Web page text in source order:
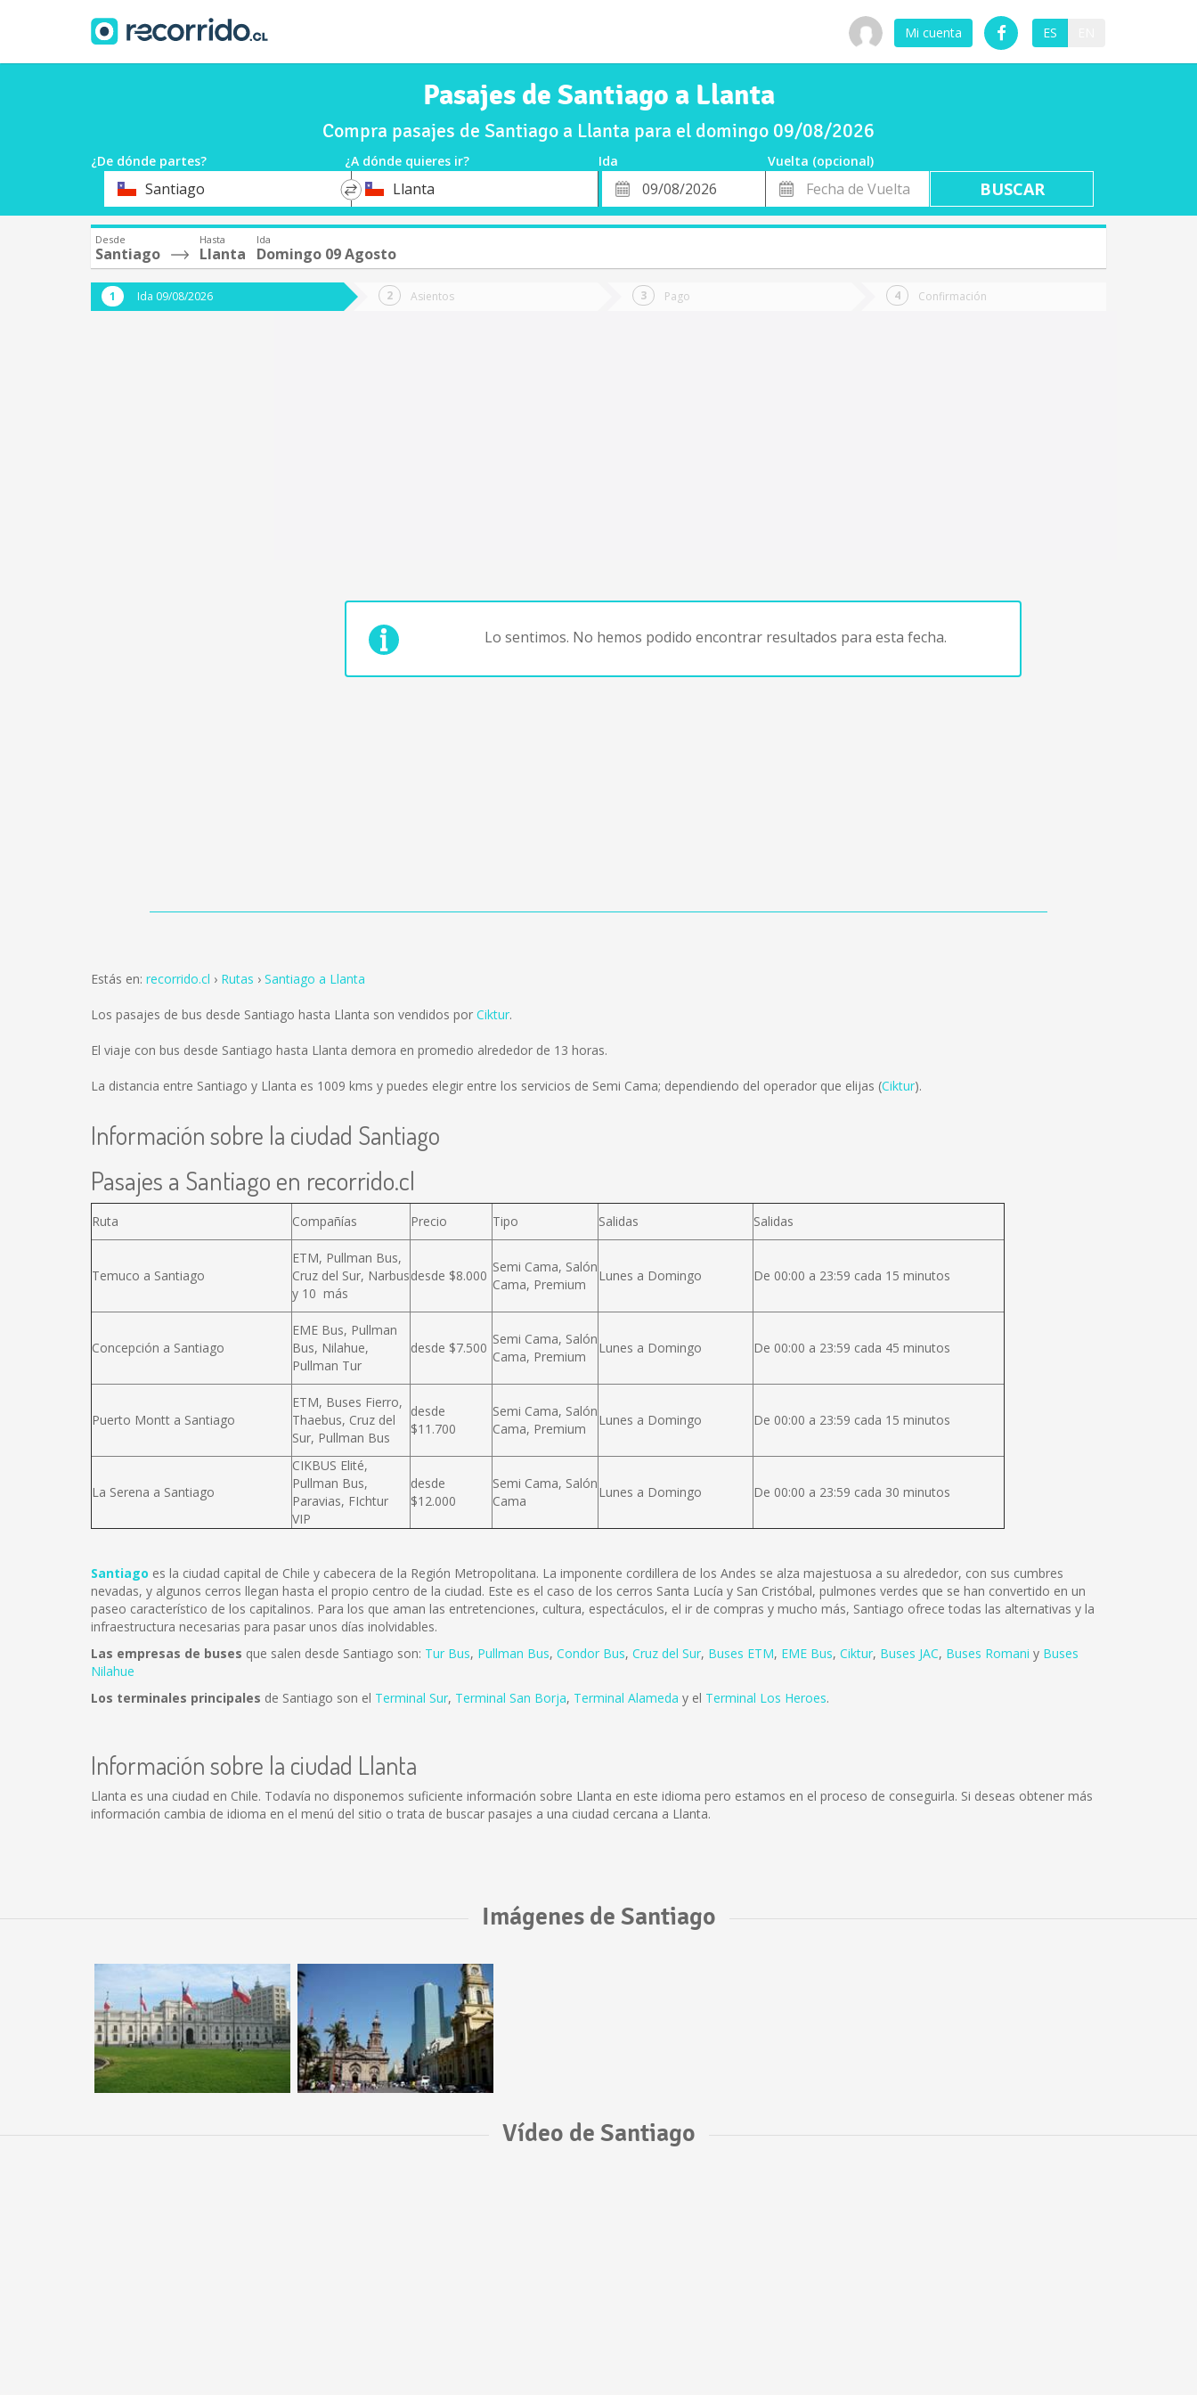
Mi cuenta ES
Pasajes de Santiago a Llanta
Compra pasajes de Santiago a Llanta para el domingo 09/08/2026
¿De dónde partes? ¿A dónde quieres ir? Ida
Vuelta (opcional)
OrigenSantiago
*
DestinoLlanta
Fecha
de
Fecha
de
Vuelta
Desde
Santiago
Hasta
Llanta
Ida
Domingo 09 Agosto
Ida 09/08/2026 Asientos Pago Confirmación
Lo sentimos. No hemos podido encontrar resultados para esta fecha.
Estás en: recorrido.cl Rutas Santiago a Llanta
Los pasajes de bus desde Santiago hasta Llanta son vendidos por Ciktur.
El viaje con bus desde Santiago hasta Llanta demora en promedio alrededor de 13 horas.
La distancia entre Santiago y Llanta es 1009 kms y puedes elegir entre los servicios de Semi Cama; dependiendo del operador que elijas (Ciktur).
Información sobre la ciudad Santiago
Pasajes a Santiago en recorrido.cl
Ruta Compañías Precio Tipo Salidas Salidas
Temuco a Santiago
ETM, Pullman Bus,
Cruz del Sur, Narbus
y 10 más
desde $8.000
Semi Cama, Salón
Cama, Premium
Lunes a Domingo De 00:00 a 23:59 cada 15 minutos
Concepción a Santiago
EME Bus, Pullman
Bus, Nilahue,
Pullman Tur
desde $7.500
Semi Cama, Salón
Cama, Premium
Lunes a Domingo De 00:00 a 23:59 cada 45 minutos
Puerto Montt a Santiago
ETM, Buses Fierro,
Thaebus, Cruz del
Sur, Pullman Bus
desde
$11.700
Semi Cama, Salón
Cama, Premium
Lunes a Domingo De 00:00 a 23:59 cada 15 minutos
La Serena a Santiago
CIKBUS Elité,
Pullman Bus,
Paravias, FIchtur
VIP
desde
$12.000
Semi Cama, Salón
Cama
Lunes a Domingo De 00:00 a 23:59 cada 30 minutos
Santiago es la ciudad capital de Chile y cabecera de la Región Metropolitana. La imponente cordillera de los Andes se alza majestuosa a su alrededor, con sus cumbres
nevadas, y algunos cerros llegan hasta el propio centro de la ciudad. Este es el caso de los cerros Santa Lucía y San Cristóbal, pulmones verdes que se han convertido en un
paseo característico de los capitalinos. Para los que aman las entretenciones, cultura, espectáculos, el ir de compras y mucho más, Santiago ofrece todas las alternativas y la
infraestructura necesarias para pasar unos días inolvidables.
Las empresas de buses que salen desde Santiago son: Tur Bus, Pullman Bus, Condor Bus, Cruz del Sur, Buses ETM, EME Bus, Ciktur, Buses JAC, Buses Romani y Buses
Nilahue
Los terminales principales de Santiago son el Terminal Sur, Terminal San Borja, Terminal Alameda y el Terminal Los Heroes.
Información sobre la ciudad Llanta
Llanta es una ciudad en Chile. Todavía no disponemos suficiente información sobre Llanta en este idioma pero estamos en el proceso de conseguirla. Si deseas obtener más
información cambia de idioma en el menú del sitio o trata de buscar pasajes a una ciudad cercana a Llanta.
Imágenes de Santiago
Vídeo de Santiago